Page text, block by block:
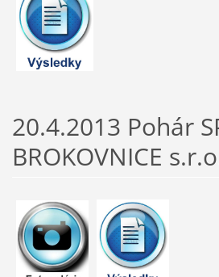
20.4.2013 Pohár
BROKOVNICE